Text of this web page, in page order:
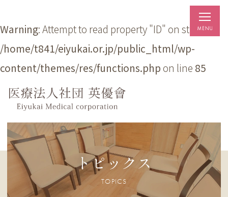
Warning: Attempt to read property "ID" on string in
/home/t841/eiyukai.or.jp/public_html/wp-
content/themes/res/functions.phpon line 85
トピックス
TOPICS